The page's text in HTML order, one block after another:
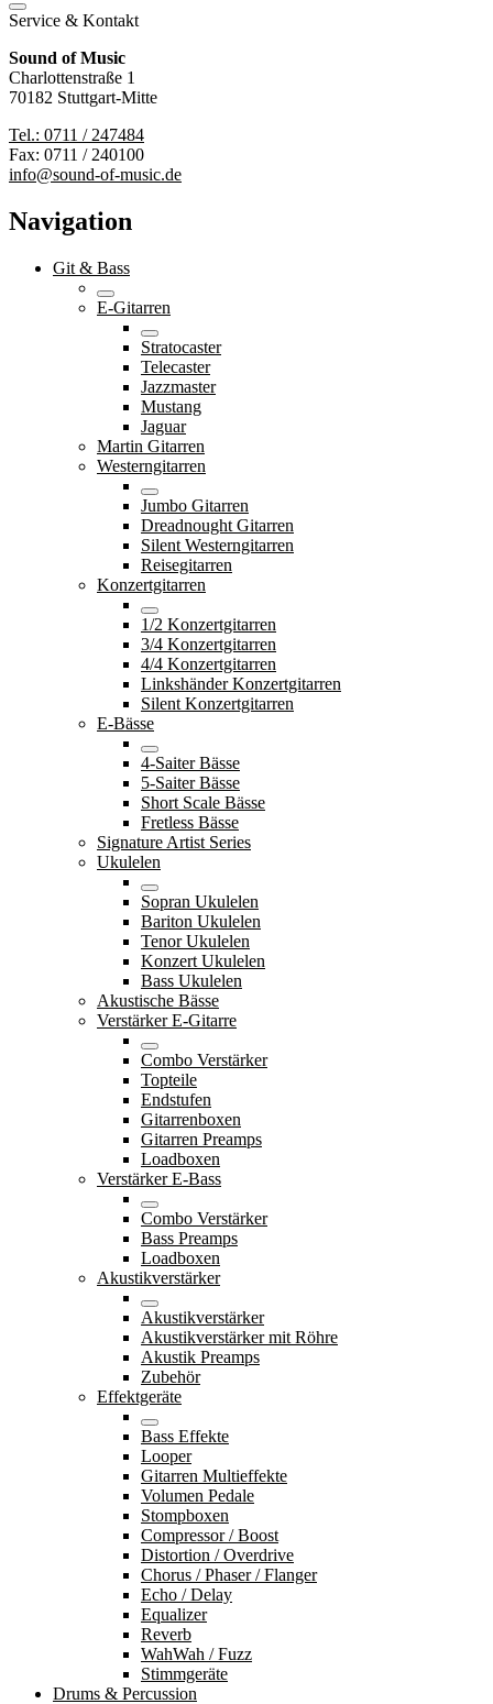
Service & Kontakt
Sound of Music
Charlottenstraße 1
70182 Stuttgart-Mitte
Tel.: 0711 / 247484
Fax: 0711 / 240100
info@sound-of-music.de
Navigation
Git & Bass
E-Gitarren
Stratocaster
Telecaster
Jazzmaster
Mustang
Jaguar
Martin Gitarren
Westerngitarren
Jumbo Gitarren
Dreadnought Gitarren
Silent Westerngitarren
Reisegitarren
Konzertgitarren
1/2 Konzertgitarren
3/4 Konzertgitarren
4/4 Konzertgitarren
Linkshänder Konzertgitarren
Silent Konzertgitarren
E-Bässe
4-Saiter Bässe
5-Saiter Bässe
Short Scale Bässe
Fretless Bässe
Signature Artist Series
Ukulelen
Sopran Ukulelen
Bariton Ukulelen
Tenor Ukulelen
Konzert Ukulelen
Bass Ukulelen
Akustische Bässe
Verstärker E-Gitarre
Combo Verstärker
Topteile
Endstufen
Gitarrenboxen
Gitarren Preamps
Loadboxen
Verstärker E-Bass
Combo Verstärker
Bass Preamps
Loadboxen
Akustikverstärker
Akustikverstärker
Akustikverstärker mit Röhre
Akustik Preamps
Zubehör
Effektgeräte
Bass Effekte
Looper
Gitarren Multieffekte
Volumen Pedale
Stompboxen
Compressor / Boost
Distortion / Overdrive
Chorus / Phaser / Flanger
Echo / Delay
Equalizer
Reverb
WahWah / Fuzz
Stimmgeräte
Drums & Percussion